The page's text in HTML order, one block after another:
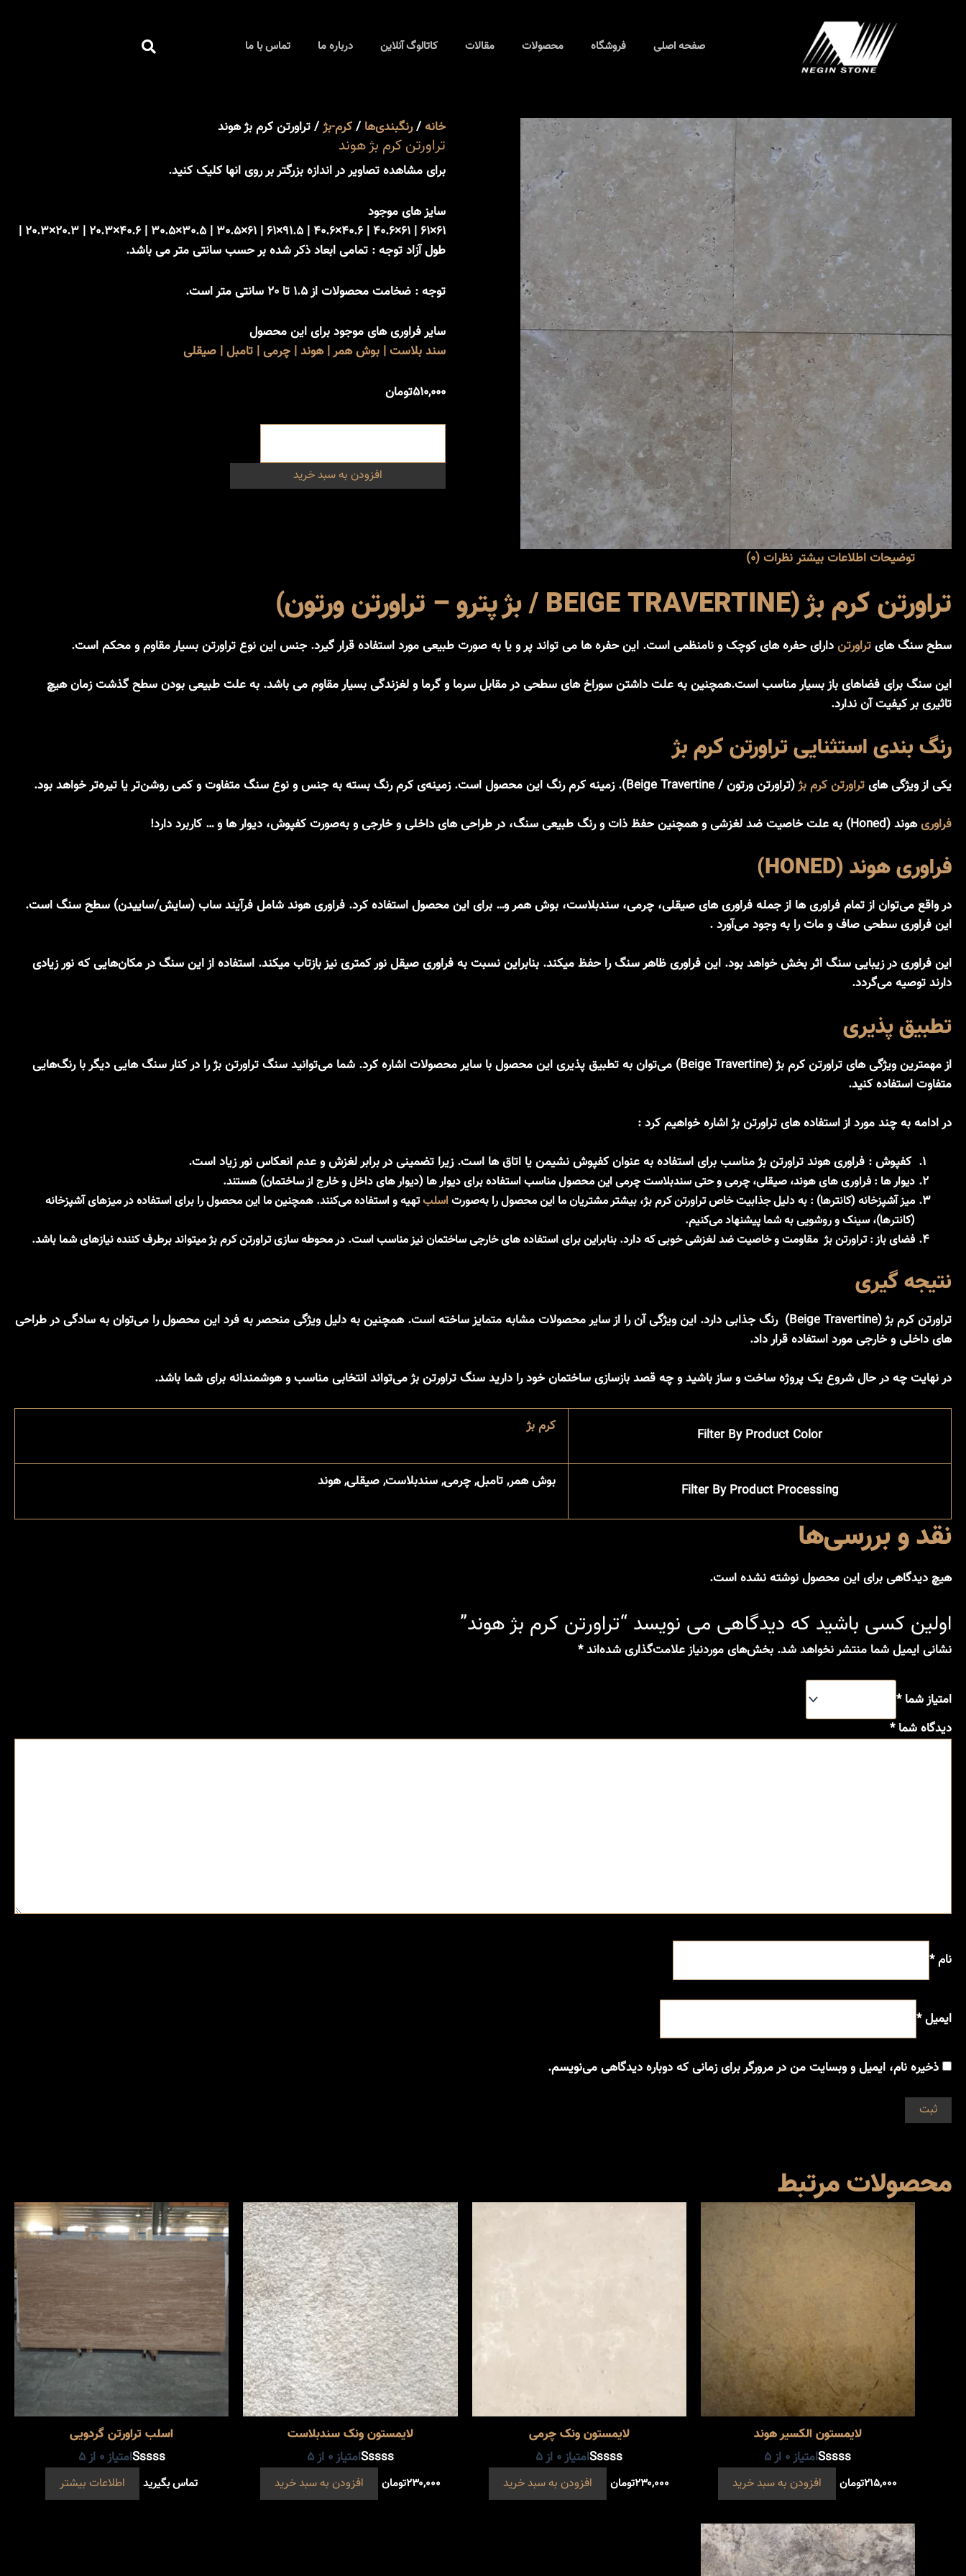
صفحه اصلی فروشگاه محصولات مقالات کاتالوگ آنلاین درباره ما تماس با ما جستجو
کردن
خانه/رنگبندی‌ها/کرم-بژ/ تراورتن کرم بژ هوند
تراورتن کرم بژ هوند
برای مشاهده تصاویر در اندازه بزرگتر بر روی انها کلیک کنید.
سایز های موجود
61×61 | 61×40.6 | 40.6×40.6 | 91.5×61 | 61×30.5 | 30.5×30.5 | 40.6×20.3 | 20.3×20.3 |
طول آزاد توجه : تمامی ابعاد ذکر شده بر حسب سانتی متر می باشد.
توجه : ضخامت محصولات از 1.5 تا 20 سانتی متر است.
سایر فراوری های موجود برای این محصول
سند بلاست | بوش همر | هوند | چرمی | تامبل | صیقلی
۵۱۰,۰۰۰تومان
بژ
افزودن به سبد خرید
توضیحاتاطلاعات بیشترنظرات (0)
تراورتن کرم بژ (BEIGE TRAVERTINE / بژ پترو – تراورتن ورتون)
سطح سنگ هایتراورتندارای حفره های کوچک و نامنظمی است. این حفره ها می تواند پر و یا به صورت طبیعی مورد استفاده قرار گیرد. جنس این نوع تراورتن بسیار مقاوم و محکم است.
این سنگ برای فضاهای باز بسیار مناسب است.همچنین به علت داشتن سوراخ های سطحی در مقابل سرما و گرما و لغزندگی بسیار مقاوم می باشد. به علت طبیعی بودن سطح گذشت زمان هیچ
تاثیری بر کیفیت آن ندارد.
رنگ بندی استثنایی تراورتن کرم بژ
یکی از ویژگی هایتراورتن کرم بژ(تراورتن ورتون / Beige Travertine). زمینه کرم رنگ این محصول است. زمینه‌ی کرم رنگ بسته به جنس و نوع سنگ متفاوت و کمی روشن‌تر یا تیره‌تر خواهد بود.
فراوریهوند (Honed) به علت خاصیت ضد لغزشی و همچنین حفظ ذات و رنگ طبیعی سنگ، در طراحی های داخلی و خارجی و به‌صورت کفپوش، دیوار ها و … کاربرد دارد!
فراوری هوند (HONED)
در واقع می‌توان از تمام فراوری ها از جمله فراوری های صیقلی، چرمی، سندبلاست، بوش همر و… برای این محصول استفاده کرد. فراوری هوند شامل فرآیند ساب (سایش/ساییدن) سطح سنگ است.
این فراوری سطحی صاف و مات را به وجود می‌آورد .
این فراوری در زیبایی سنگ اثر بخش خواهد بود. این فراوری ظاهر سنگ را حفظ میکند. بنابراین نسبت به فراوری صیقل نور کمتری نیز بازتاب میکند. استفاده از این سنگ در مکان‌هایی که نور زیادی
دارند توصیه می‌گردد.
تطبیق پذیری
از مهمترین ویژگی های تراورتن کرم بژ (Beige Travertine) می‌توان به تطبیق پذیریاین محصول با سایر محصولات اشاره کرد. شما می‌توانید سنگ تراورتن بژ را در کنار سنگ هایی دیگر با رنگ‌هایی
متفاوت استفاده کنید.
در ادامه به چند مورد از استفاده های تراورتن بژ اشاره خواهیم کرد :
کفپوش : فراوری هوند تراورتن بژ مناسب برای استفاده به عنوان کفپوش نشیمن یا اتاق ها است. زیرا تضمینی در برابر لغزش و عدم انعکاس نور زیاد است.
دیوار ها : فراوری هایهوند، صیقلی، چرمیو حتیسندبلاست چرمیاین محصول مناسب استفاده برای دیوار ها (دیوار های داخل و خارج از ساختمان) هستند.
میز آشپزخانه (کانترها) : به دلیل جذابیت خاص تراورتن کرم بژ، بیشتر مشتریان ما این محصول را به‌صورتاسلبتهیه و استفاده می‌کنند. همچنین ما این محصول را برای استفاده در میزهای آشپزخانه
(کانترها)، سینک و روشویی به شما پیشنهاد می‌کنیم.
فضای باز :تراورتن بژ مقاومت و خاصیت ضد لغزشی خوبی که دارد. بنابراین برای استفاده های خارجی ساختمان نیز مناسب است. در محوطه سازی تراورتن کرم بژ میتواند برطرف کننده نیازهای شما باشد.
نتیجه گیری
تراورتن کرم بژ (Beige Travertine) رنگ جذابی دارد. این ویژگی آن را از سایر محصولات مشابه متمایز ساخته است. همچنین به دلیل ویژگی منحصر به فرد این محصول را می‌توان به سادگی در طراحی
های داخلی و خارجی مورد استفاده قرار داد.
در نهایت چه در حال شروع یک پروژه ساخت‌ و ساز باشید و چه قصد بازسازی ساختمان خود را دارید سنگ تراورتن بژ می‌تواند انتخابی مناسب و هوشمندانه برای شما باشد.
Filter By Product Color کرم بژ
Filter By Product Processing بوش همر, تامبل, چرمی, سندبلاست, صیقلی, هوند
نقد و بررسی‌ها
هیچ دیدگاهی برای این محصول نوشته نشده است.
اولین کسی باشید که دیدگاهی می نویسد “تراورتن کرم بژ هوند”
نشانی ایمیل شما منتشر نخواهد شد. بخش‌های موردنیاز علامت‌گذاری شده‌اند*
امتیاز شما*
دیدگاه شما*
نام*
ایمیل*
ذخیره نام، ایمیل و وبسایت من در مرورگر برای زمانی که دوباره دیدگاهی می‌نویسم.
محصولات مرتبط
لایمستون الکسیر هوند
امتیاز0 از 5
۲۱۵,۰۰۰تومان افزودن به سبد خرید
لایمستون ونک چرمی
امتیاز0 از 5
۲۳۰,۰۰۰تومان افزودن به سبد خرید
لایمستون ونک سندبلاست
امتیاز0 از 5
۲۳۰,۰۰۰تومان افزودن به سبد خرید
اسلب تراورتن گردویی
امتیاز0 از 5
تماس بگیرید اطلاعات بیشتر